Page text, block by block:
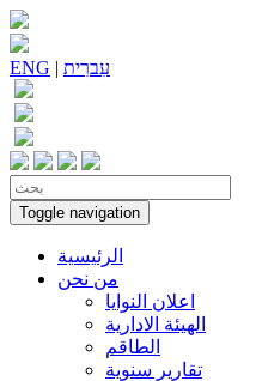
ENG | עִברִית
Toggle navigation
الرئيسية
من نحن
اعلان النوايا
الهيئة الادارية
الطاقم
تقارير سنوية